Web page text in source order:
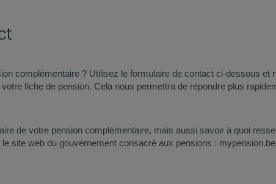
complémentaire ? Utilisez le formulaire de contact ci-dessous et
fiche de pension. Cela nous permettra de répondre plus
de votre pension complémentaire, mais aussi savoir à quoi
site web du gouvernement consacré aux pensions :